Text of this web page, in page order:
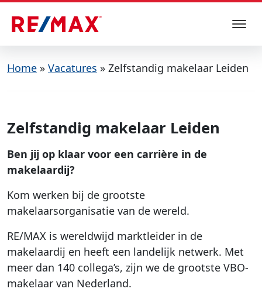
Home » Vacatures » Zelfstandig makelaar Leiden
Zelfstandig makelaar Leiden
Ben jij op klaar voor een carrière in de
makelaardij?
Kom werken bij de grootste
makelaarsorganisatie van de wereld.
RE/MAX is wereldwijd marktleider in de
makelaardij en heeft een landelijk netwerk. Met
meer dan 140 collega’s, zijn we de grootste VBO-
makelaar van Nederland.